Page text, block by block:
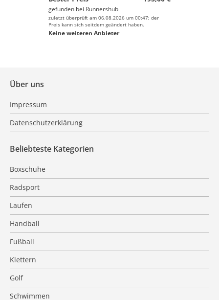
gefunden bei Runnershub
zuletzt überprüft am 06.08.2026 um 00:47; der
Preis kann sich seitdem geändert haben.
Keine weiteren Anbieter
Über uns
Impressum
Datenschutzerklärung
Beliebteste Kategorien
Boxschuhe
Radsport
Laufen
Handball
Fußball
Klettern
Golf
Schwimmen